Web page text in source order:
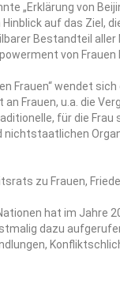
„Erklärung von
auf das Ziel,
Bestandteil
von Frauen
Frauen“ wendet
Frauen, u.a. die
für die
nichtstaatlichen
zu Frauen,
hat im Jahre
dazu